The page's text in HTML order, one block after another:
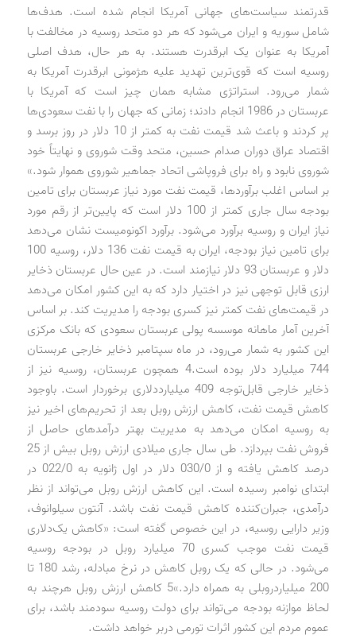
قدرتمند سیاست‌های جهانی آمریکا انجام شده است. هدف‌ها
شامل سوریه و ایران می‌شود که هر دو متحد روسیه در مخالفت با
آمریکا به عنوان یک ابرقدرت هستند. به هر حال، هدف اصلی
روسیه است که قوی‌ترین تهدید علیه هژمونی ابرقدرت آمریکا به
شمار می‌رود. استراتژی مشابه همان چیز است که آمریکا با
عربستان در 1986 انجام دادند؛ زمانی که جهان را با نفت سعودی‌ها
پر کردند و باعث شد قیمت نفت به کمتر از 10 دلار در روز برسد و
اقتصاد عراق دوران صدام حسین، متحد وقت شوروی و نهایتاً خود
شوروی نابود و راه برای فروپاشی اتحاد جماهیر شوروی هموار شود.»
بر اساس اغلب برآوردها، قیمت نفت مورد نیاز عربستان برای تامین
بودجه سال جاری کمتر از 100 دلار است که پایین‌تر از رقم مورد
نیاز ایران و روسیه برآورد می‌شود. برآورد اکونومیست نشان می‌دهد
برای تامین نیاز بودجه، ایران به قیمت نفت 136 دلار، روسیه 100
دلار و عربستان 93 دلار نیازمند است. در عین حال عربستان ذخایر
ارزی قابل توجهی نیز در اختیار دارد که به این کشور امکان می‌دهد
در قیمت‌های نفت کمتر نیز کسری بودجه را مدیریت کند. بر اساس
آخرین آمار ماهانه موسسه پولی عربستان سعودی که بانک مرکزی
این کشور به شمار می‌رود، در ماه سپتامبر ذخایر خارجی عربستان
744 میلیارد دلار بوده است.4 همچون عربستان، روسیه نیز از
ذخایر خارجی قابل‌توجه 409 میلیارد‌دلاری برخوردار است. باوجود
کاهش قیمت نفت، کاهش ارزش روبل بعد از تحریم‌های اخیر نیز
به روسیه امکان می‌دهد به مدیریت بهتر درآمدهای حاصل از
فروش نفت بپردازد. طی سال جاری میلادی ارزش روبل بیش از 25
درصد کاهش یافته و از 030/0 دلار در اول ژانویه به 022/0 در
ابتدای نوامبر رسیده است. این کاهش ارزش روبل می‌تواند از نظر
درآمدی، جبران‌کننده کاهش قیمت نفت باشد. آنتون سیلوانوف،
وزیر دارایی روسیه، در این خصوص گفته است: «کاهش یک‌دلاری
قیمت نفت موجب کسری 70 میلیارد روبل در بودجه روسیه
می‌شود. در حالی که یک روبل کاهش در نرخ مبادله، رشد 180 تا
200 میلیارد‌روبلی به همراه دارد.»5 کاهش ارزش روبل هرچند به
لحاظ موازنه بودجه می‌تواند برای دولت روسیه سودمند باشد، برای
عموم مردم این کشور اثرات تورمی دربر خواهد داشت.